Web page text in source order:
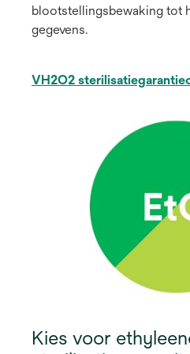
blootstellingsbewaking tot
gegevens.
VH2O2
Kies voor